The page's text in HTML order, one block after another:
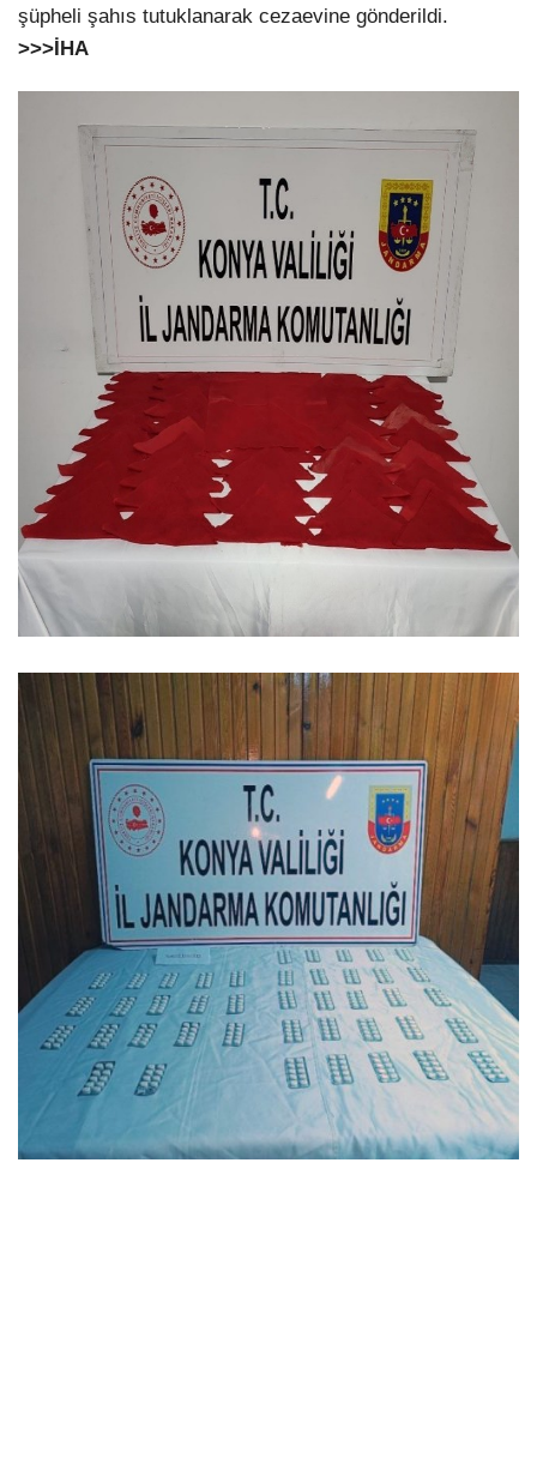
şüpheli şahıs tutuklanarak cezaevine gönderildi.
>>>İHA